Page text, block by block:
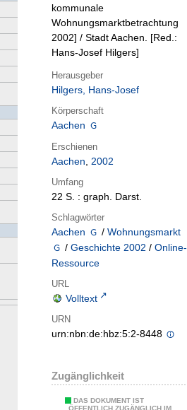
kommunale
Wohnungsmarktbetrachtung
2002] / Stadt Aachen. [Red.:
Hans-Josef Hilgers]
Herausgeber
Hilgers, Hans-Josef
Körperschaft
Aachen
Erschienen
Aachen, 2002
Umfang
22 S. : graph. Darst.
Schlagwörter
Aachen / Wohnungsmarkt
/ Geschichte 2002 / Online-
Ressource
URL
Volltext
URN
urn:nbn:de:hbz:5:2-8448
Zugänglichkeit
DAS DOKUMENT IST